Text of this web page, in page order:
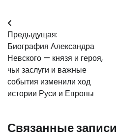
Навигация
по
записям
Предыдущая:
Биография Александра
Невского — князя и героя,
чьи заслуги и важные
события изменили ход
истории Руси и Европы
Связанные записи